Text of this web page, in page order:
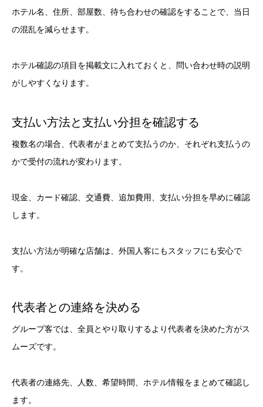
ホテル名、住所、部屋数、待ち合わせの確認をすることで、当日
の混乱を減らせます。
ホテル確認の項目を掲載文に入れておくと、問い合わせ時の説明
がしやすくなります。
支払い方法と支払い分担を確認する
複数名の場合、代表者がまとめて支払うのか、それぞれ支払うの
かで受付の流れが変わります。
現金、カード確認、交通費、追加費用、支払い分担を早めに確認
します。
支払い方法が明確な店舗は、外国人客にもスタッフにも安心で
す。
代表者との連絡を決める
グループ客では、全員とやり取りするより代表者を決めた方がス
ムーズです。
代表者の連絡先、人数、希望時間、ホテル情報をまとめて確認し
ます。